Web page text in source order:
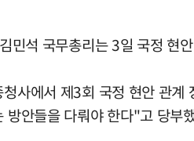
민석 국무총리는 3일 국정 현
사에서 제3회 국정 현안 관
방안들을 다뤄야 한다"고 당부